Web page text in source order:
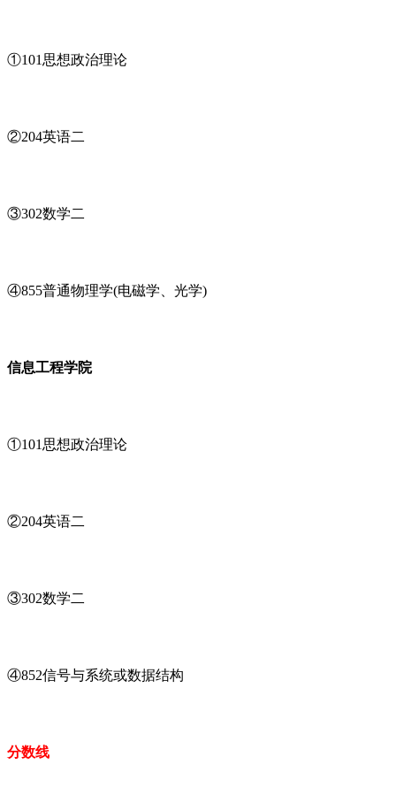
①101思想政治理论
②204英语二
③302数学二
④855普通物理学(电磁学、光学)
信息工程学院
①101思想政治理论
②204英语二
③302数学二
④852信号与系统或数据结构
分数线